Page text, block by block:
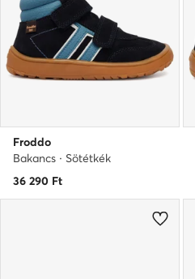
Froddo
Bakancs · Sötétkék
36 290 Ft